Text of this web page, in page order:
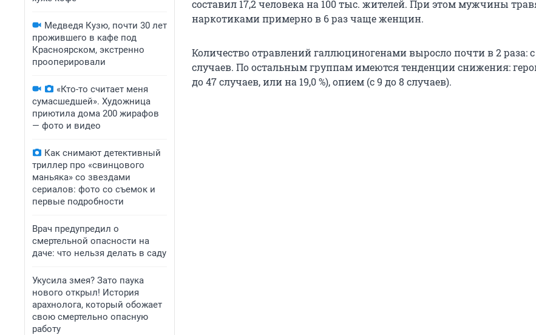
Медведя Кузю, почти 30 лет
прожившего в кафе под
Красноярском, экстренно
прооперировали
«Кто-то считает меня
сумасшедшей». Художница
приютила дома 200 жирафов
— фото и видео
Как снимают детективный
триллер про «свинцового
маньяка» со звездами
сериалов: фото со съемок и
первые подробности
Врач предупредил о
смертельной опасности на
даче: что нельзя делать в саду
Укусила змея? Зато паука
нового открыл! История
арахнолога, который обожает
свою смертельно опасную
работу
составил 17,2 человека на 100 тыс. жителей. При этом мужчины
наркотиками примерно в 6 раз чаще женщин.
Количество отравлений галлюциногенами выросло почти в 2 раза: с
случаев. По остальным группам имеются тенденции снижения:
до 47 случаев, или на 19,0 %), опием (с 9 до 8 случаев).